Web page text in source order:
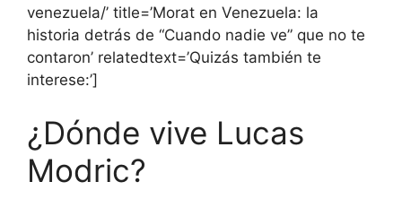
venezuela/’ title=’Morat en Venezuela: la
historia detrás de “Cuando nadie ve” que no te
contaron’ relatedtext=’Quizás también te
interese:’]
¿Dónde vive Lucas
Modric?